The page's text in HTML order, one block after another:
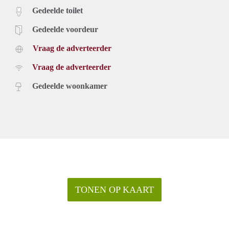
Gedeelde toilet
Gedeelde voordeur
Vraag de adverteerder
Vraag de adverteerder
Gedeelde woonkamer
TONEN OP KAART